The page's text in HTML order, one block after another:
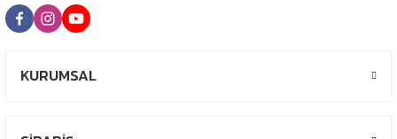
KURUMSAL